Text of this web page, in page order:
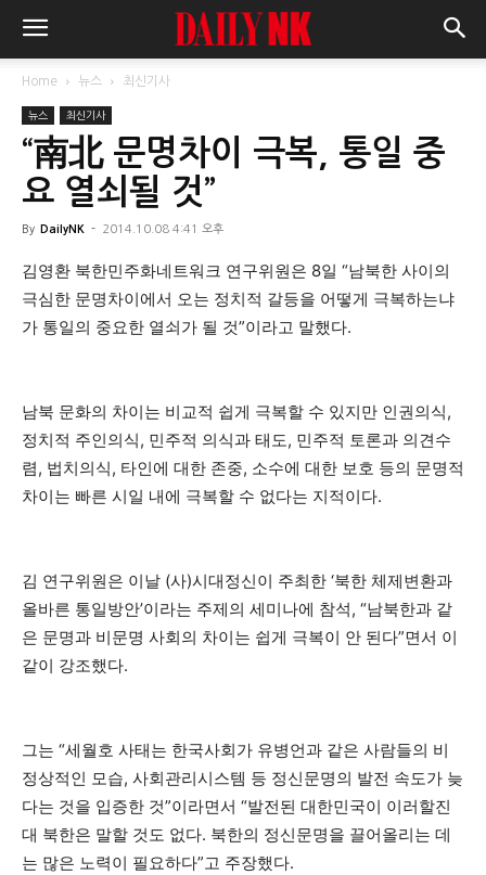
Home 뉴스 최신기사
뉴스 최신기사
“南北 문명차이 극복, 통일 중
요 열쇠될 것”
By DailyNK - 2014.10.08 4:41 오후
김영환 북한민주화네트워크 연구위원은 8일 “남북한 사이의
극심한 문명차이에서 오는 정치적 갈등을 어떻게 극복하는냐
가 통일의 중요한 열쇠가 될 것”이라고 말했다.
남북 문화의 차이는 비교적 쉽게 극복할 수 있지만 인권의식,
정치적 주인의식, 민주적 의식과 태도, 민주적 토론과 의견수
렴, 법치의식, 타인에 대한 존중, 소수에 대한 보호 등의 문명적
차이는 빠른 시일 내에 극복할 수 없다는 지적이다.
김 연구위원은 이날 (사)시대정신이 주최한 ‘북한 체제변환과
올바른 통일방안’이라는 주제의 세미나에 참석, “남북한과 같
은 문명과 비문명 사회의 차이는 쉽게 극복이 안 된다”면서 이
같이 강조했다.
그는 “세월호 사태는 한국사회가 유병언과 같은 사람들의 비
정상적인 모습, 사회관리시스템 등 정신문명의 발전 속도가 늦
다는 것을 입증한 것”이라면서 “발전된 대한민국이 이러할진
대 북한은 말할 것도 없다. 북한의 정신문명을 끌어올리는 데
는 많은 노력이 필요하다”고 주장했다.